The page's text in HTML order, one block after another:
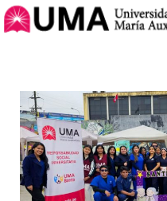
Ir
al
Navegación
de